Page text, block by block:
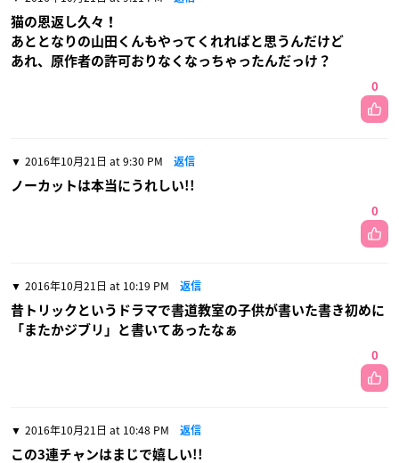
猫の恩返し久々！
あととなりの山田くんもやってくれればと思うんだけど
あれ、原作者の許可おりなくなっちゃったんだっけ？
0
2016年10月21日 at 9:30 PM 返信
ノーカットは本当にうれしい!!
0
2016年10月21日 at 10:19 PM 返信
昔トリックというドラマで書道教室の子供が書いた書き初めに
「またかジブリ」と書いてあったなぁ
0
2016年10月21日 at 10:48 PM 返信
この3連チャンはまじで嬉しい!!